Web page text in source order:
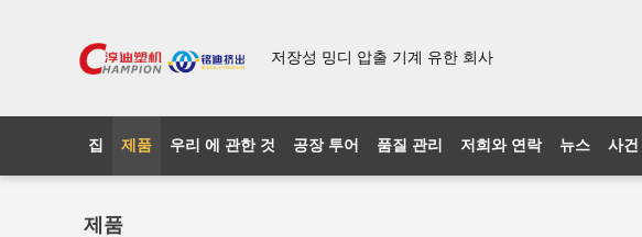
저장성 밍디 압출 기계 유한 회사
집 제품 우리 에 관한 것 공장 투어 품질 관리 저희와 연락 뉴스 사건
제품